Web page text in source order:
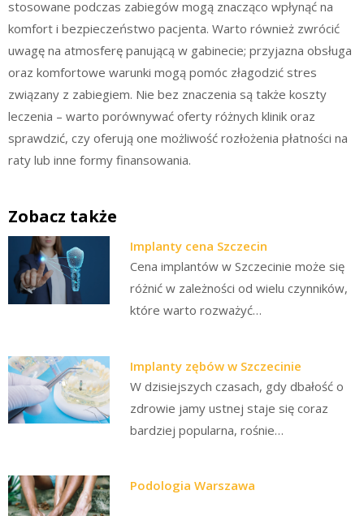
stosowane podczas zabiegów mogą znacząco wpłynąć na
komfort i bezpieczeństwo pacjenta. Warto również zwrócić
uwagę na atmosferę panującą w gabinecie; przyjazna obsługa
oraz komfortowe warunki mogą pomóc złagodzić stres
związany z zabiegiem. Nie bez znaczenia są także koszty
leczenia – warto porównywać oferty różnych klinik oraz
sprawdzić, czy oferują one możliwość rozłożenia płatności na
raty lub inne formy finansowania.
Zobacz także
Implanty cena Szczecin
Cena implantów w Szczecinie może się
różnić w zależności od wielu czynników,
które warto rozważyć…
Implanty zębów w Szczecinie
W dzisiejszych czasach, gdy dbałość o
zdrowie jamy ustnej staje się coraz
bardziej popularna, rośnie…
Podologia Warszawa